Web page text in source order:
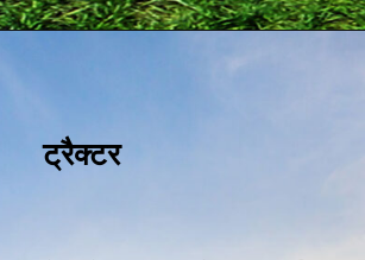
ट्रैक्टर